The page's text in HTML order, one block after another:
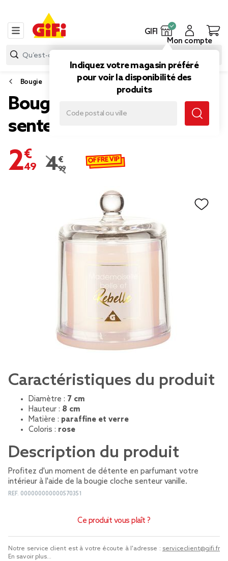
GIFI
Indiquez votre magasin préféré
pour voir la disponibilité des
produits
Mon compte
Bougie
Bougie cloche message
senteur Vanille rose
2,49 €
Prix remisé de 4,99 € à 2,49 €
4,99 € OFFRE VIP
Caractéristiques du produit
Diamètre : 7 cm
Hauteur : 8 cm
Matière : paraffine et verre
Coloris : rose
Description du produit
Profitez d'un moment de détente en parfumant votre
intérieur à l'aide de la bougie cloche senteur vanille.
REF. 000000000000570351
Ce produit vous plaît ?
Notre service client est à votre écoute à l'adresse : serviceclient@gifi.fr
En savoir plus...